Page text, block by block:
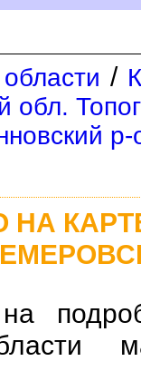
/
обл.
р-
НА